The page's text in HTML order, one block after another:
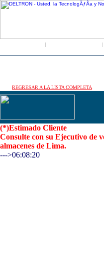
| |
REGRESAR A LA LISTA COMPLETA
(*)Estimado Cliente
Consulte con su Ejecutivo de
almacenes de Lima.
--->06:08:20